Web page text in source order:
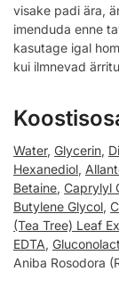
visake padi ära,
imenduda enne
kasutage igal
kui ilmnevad
Water, Glycerin,
Hexanediol,
Betaine, Caprylyl
Butylene Glycol,
(Tea Tree) Leaf
EDTA,
Aniba Rosodora